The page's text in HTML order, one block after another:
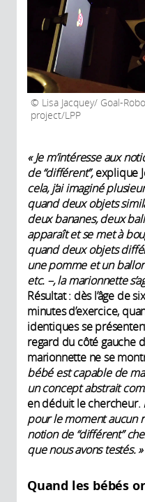
Lisa Jacquey/ Goal-
project/LPP
« Je m’intéresse aux
de “différent”,explique
cela, j’ai imaginé
quand deux objets
deux bananes, deux
apparaît et se met à
quand deux objets
une pomme et un
etc. –, la marionnette
Résultat : dès l’âge de
minutes d’exercice,
identiques se
regard du côté gauche
marionnette ne se
bébé est capable de
un concept abstrait
en déduit le chercheur.
pour le moment aucun
notion de “différent”
que nous avons testés. »
Quand les bébés